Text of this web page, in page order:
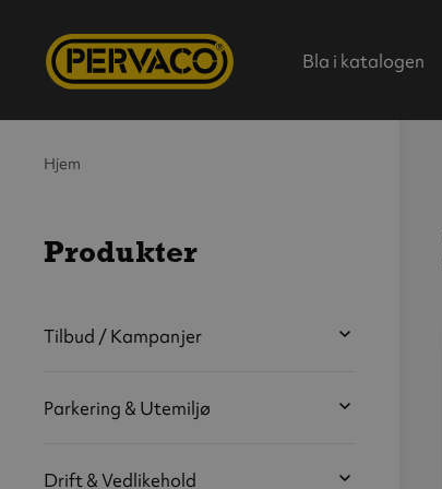
Bla i katalogen
Hjem
Produkter
Hjem
Tilbud / Kampanjer
Parkering & Utemiljø
Drift & Vedlikehold